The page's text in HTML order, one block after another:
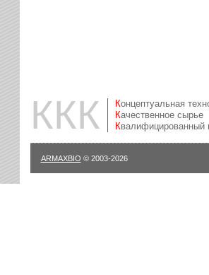
ККК
Концептуальная
Качественное сырье
Квалифицированный
ARMAXBIO © 2003-2026